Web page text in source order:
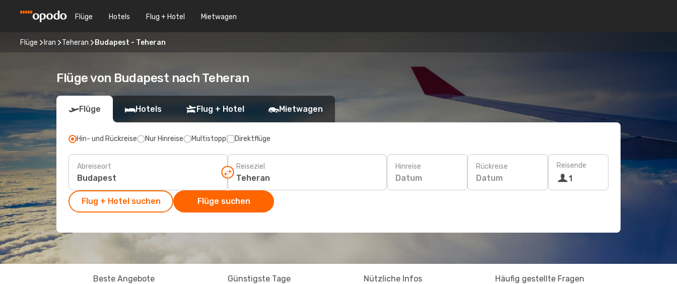
Flüge Hotels Flug + Hotel Mietwagen
Flüge Iran Teheran Budapest - Teheran
Flüge von Budapest nach Teheran
Flüge Hotels Flug + Hotel Mietwagen
Hin- und Rückreise Nur Hinreise Multistopp Direktflüge
Abreiseort Reiseziel Hinreise
Datum
Rückreise
Datum
Reisende
1
Flug + Hotel suchen Flüge suchen
Beste Angebote Günstigste Tage Nützliche Infos Häufig gestellte Fragen